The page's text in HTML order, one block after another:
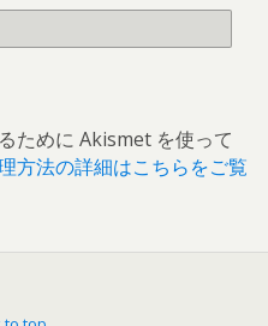
ために Akismet を使って
方法の詳細はこちらをご覧